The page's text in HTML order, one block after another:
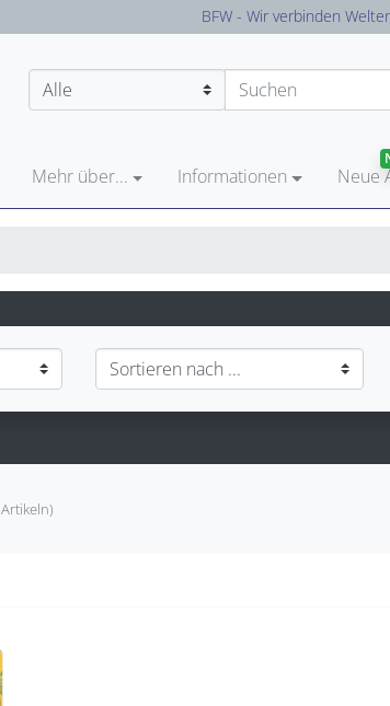
Versandkostenfreie Lieferung in
Mehr über... Informationen Neue
Artikeln)